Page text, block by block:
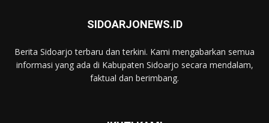
SIDOARJONEWS.ID
Berita Sidoarjo terbaru dan terkini. Kami mengabarkan semua
informasi yang ada di Kabupaten Sidoarjo secara mendalam,
faktual dan berimbang.